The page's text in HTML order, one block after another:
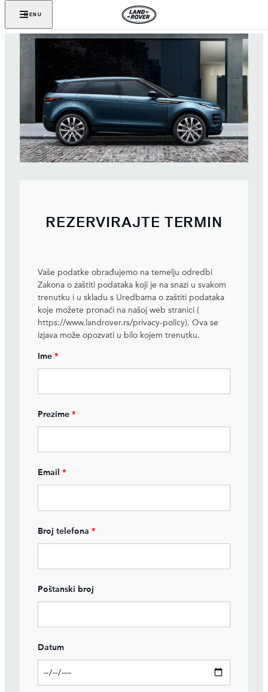
MENU
REZERVIRAJTE TERMIN
Vaše podatke obrađujemo na temelju odredbi
Zakona o zaštiti podataka koji je na snazi ​​u svakom
trenutku i u skladu s Uredbama o zaštiti podataka
koje možete pronaći na našoj web stranici (
https://www.landrover.rs/privacy-policy). Ova se
izjava može opozvati u bilo kojem trenutku.
Ime *
Prezime *
Email *
Broj telefona *
Poštanski broj
Datum